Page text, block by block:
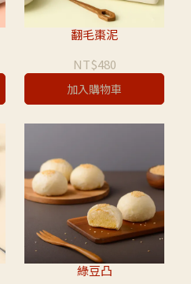
翻毛棗泥
NT$480
加入購物車
綠豆凸